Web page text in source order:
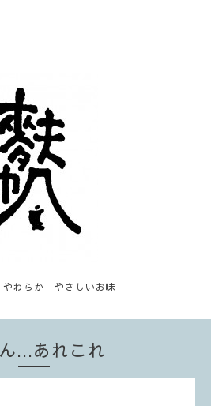
わらか やさしいお味
...あれこれ